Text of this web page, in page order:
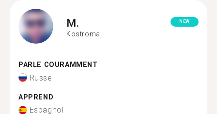
M.
Kostroma
NEW
PARLE COURAMMENT
Russe
APPREND
Espagnol